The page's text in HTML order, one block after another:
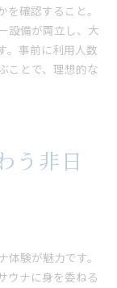
確認すること。
設備が両立し、大
。事前に利用人数
ことで、理想的な
う非日
験が魅力です。
ウナに身を委ねる